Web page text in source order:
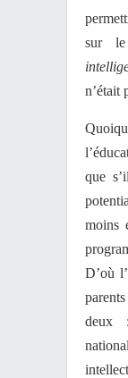
sur
n’était
que
moins
D’où
deux